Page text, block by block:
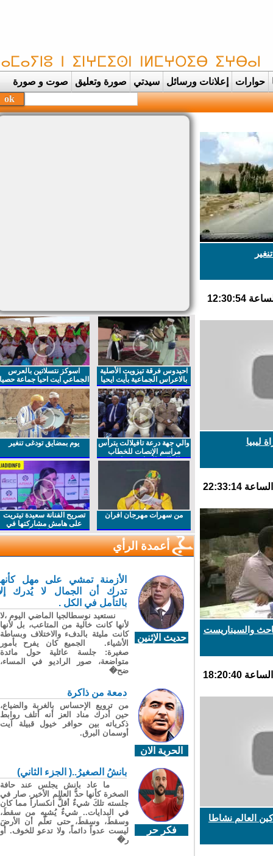
حوارات إعلانات ورسائل سيدتي صورة وتعليق صوت و صورة
والسيناريست
العالم نشاطا
احيدوس فرقة تيزويت الأصلية
بالاعراس الجماعية بأيت ايحيا
اسوكز نتسلاتين بالعرس
الجماعي ايت احيا جماعة حصيا
والي جهة درعة تافيلالت يترأس
مراسم الإنصات للخطاب
الملكي السامي بمناسبة
يوم بمضايق تودغى تنغير
من سهرات مهرجان افران
تصريح الفنانة سعيدة تيتريت
على هامش مشاركتها في
مهرجان افران
أعمدة الرأي
حديث الإثنين
الأزمنة تمشي على مهل كأنها
تدرك أن الجمال لا يُدرك إلا
بالتأمل في الكل .
نستعيد نوسطالجيا الماضي اليوم ،لا
لأنها كانت خالية من المتاعب، بل لأنها
كانت مليئة بالدفء والاختلاف وبساطة
الأشياء. الجميع كان يفرح بأمور
صغيرة: جلسة عائلية حول مائدة
متواضعة، صور الراديو في المساء،
ضح�
الحرية الان
دمعة من ذاكرة
من ترويع الإحساس بالغربة والضياع،
حين أدرك مناد العز أنه أتلف روابط
ذكرياته بين حوافر خيول قبيلة آيت
أوسمان البرق.
فكر حر
بانشُ الصغيرُ..( الجزء الثاني)
ما عاد بانش يجلس عند حافة
الصخرة كأنها حدُّ العالم الأخير. صار في
جلسته تلكَ شيءٌ أقلُّ انكساراً مما كان
في البدايات.. شيءٌ يُشبِه من سقطَ،
وسقطَ، وسقطَ، حتى تعلّم أن الأرضَ
ليست عدواً دائماً، ولا تدعو للخوف. أو
ر�